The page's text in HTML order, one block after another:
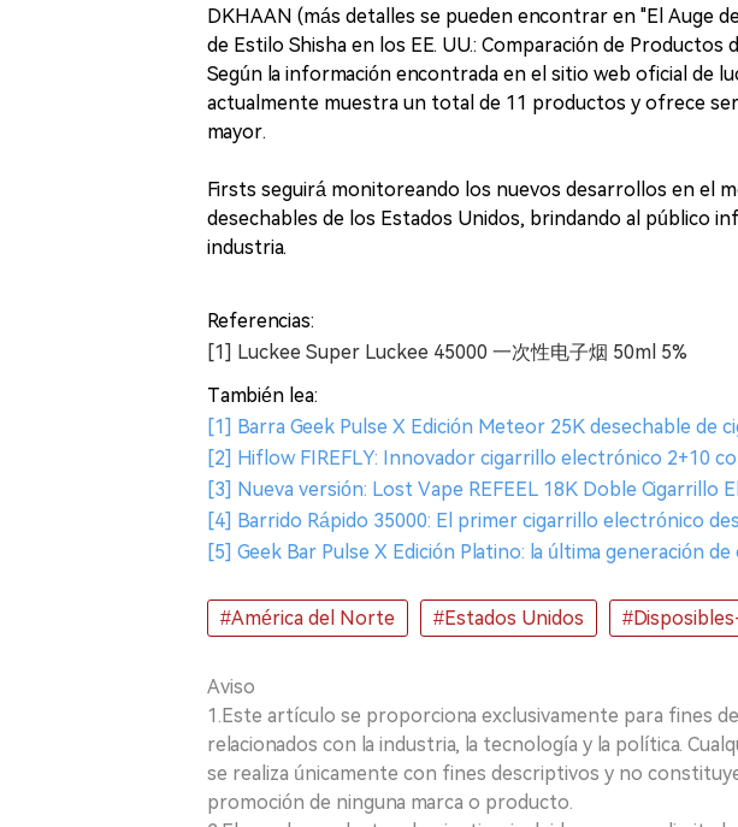
DKHAAN (más detalles se pueden encontrar en "El Auge
de Estilo Shisha en los EE. UU.: Comparación de Productos
Según la información encontrada en el sitio web oficial de
actualmente muestra un total de 11 productos y ofrece
mayor.
Firsts seguirá monitoreando los nuevos desarrollos en el
desechables de los Estados Unidos, brindando al público
industria.
Referencias:
[1] Luckee Super Luckee 45000 一次性电子烟 50ml 5%
También lea:
[1] Barra Geek Pulse X Edición Meteor 25K desechable de
[2] Hiflow FIREFLY: Innovador cigarrillo electrónico 2+10
[3] Nueva versión: Lost Vape REFEEL 18K Doble Cigarrillo
[4] Barrido Rápido 35000: El primer cigarrillo electrónico
[5] Geek Bar Pulse X Edición Platino: la última generación
#América del Norte #Estados Unidos
Aviso
1.Este artículo se proporciona exclusivamente para fines
relacionados con la industria, la tecnología y la política.
se realiza únicamente con fines descriptivos y no
promoción de ninguna marca o producto.